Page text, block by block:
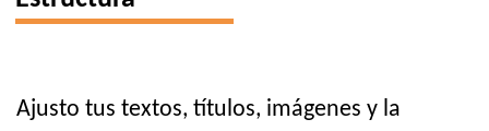
Ajusto tus textos, títulos, imágenes y la